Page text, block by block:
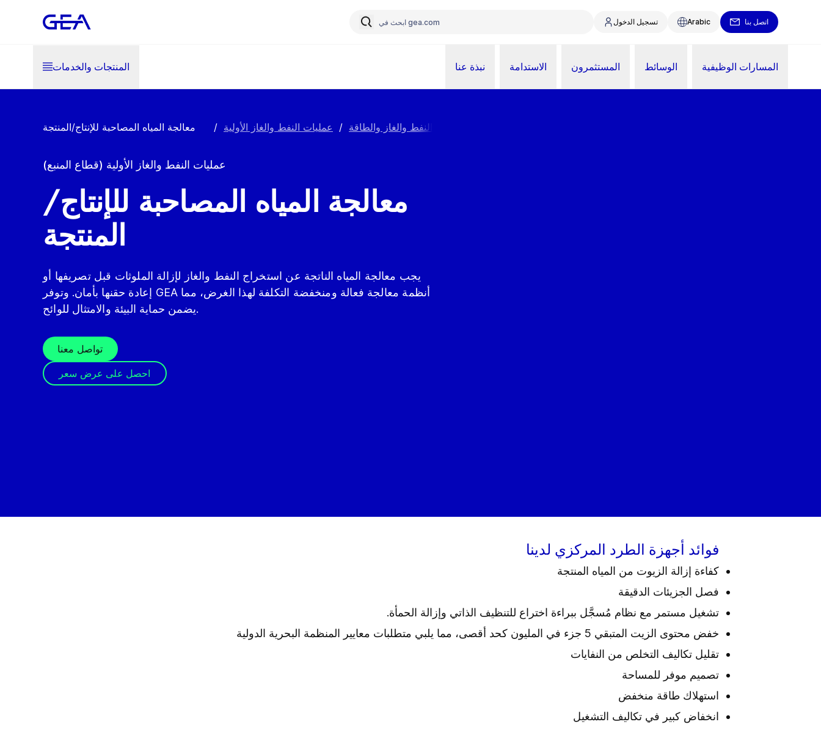
تسجيل الدخول Arabic اتصل بنا
المنتجات والخدمات نبذة عنا الاستدامة المستثمرون الوسائط المسارات الوظيفية
النفط والغاز والطاقة / عمليات النفط والغاز الأولية / معالجة المياه المصاحبة للإنتاج/المنتجة
عمليات النفط والغاز الأولية (قطاع المنبع)
معالجة المياه المصاحبة للإنتاج/
المنتجة
يجب معالجة المياه الناتجة عن استخراج النفط والغاز لإزالة الملوثات قبل تصريفها أو
إعادة حقنها بأمان. وتوفر GEA أنظمة معالجة فعالة ومنخفضة التكلفة لهذا الغرض، مما
يضمن حماية البيئة والامتثال للوائح.
تواصل معنا
احصل على عرض سعر
فوائد أجهزة الطرد المركزي لدينا
كفاءة إزالة الزيوت من المياه المنتجة
فصل الجزيئات الدقيقة
تشغيل مستمر مع نظام مُسجَّل ببراءة اختراع للتنظيف الذاتي وإزالة الحمأة.
خفض محتوى الزيت المتبقي 5 جزء في المليون كحد أقصى، مما يلبي متطلبات معايير المنظمة البحرية الدولية
تقليل تكاليف التخلص من النفايات
تصميم موفر للمساحة
استهلاك طاقة منخفض
انخفاض كبير في تكاليف التشغيل